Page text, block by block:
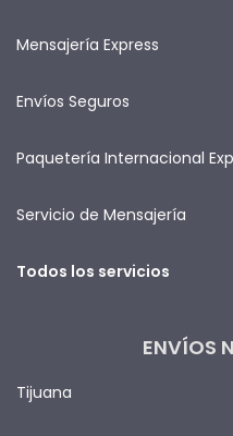
Mensajería Express
Envíos Seguros
Paquetería Internacional
Servicio de Mensajería
Todos los servicios
ENVÍOS
Tijuana